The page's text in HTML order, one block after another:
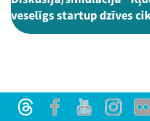
veselīgs startup dzīves
ThreadsFacebookYoutube